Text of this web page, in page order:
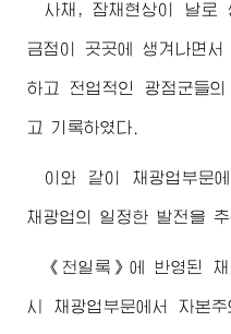
사채, 잠채현상이 날로
금점이 곳곳에 생겨나면
하고 전업적인 광점군들
고 기록하였다.
이와 같이 채광업부문
채광업의 일정한 발전을 추
《천일록》에 반영된
시 채광업부문에서 자본